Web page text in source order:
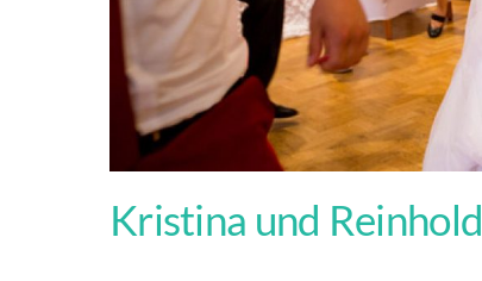
Kristina und Reinhold